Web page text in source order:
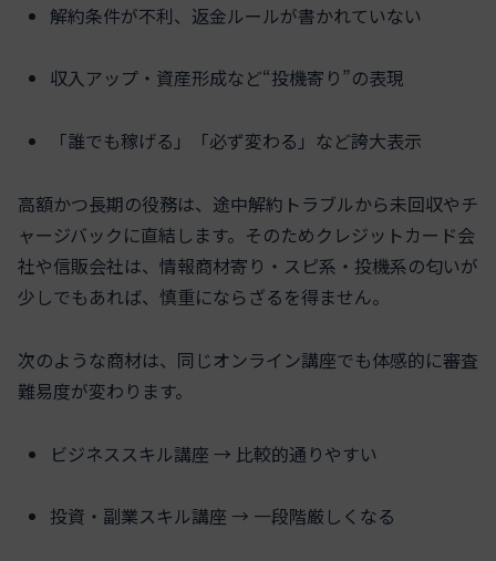
解約条件が不利、返金ルールが書かれていない
収入アップ・資産形成など“投機寄り”の表現
「誰でも稼げる」「必ず変わる」など誇大表示
高額かつ長期の役務は、途中解約トラブルから未回収やチ
ャージバックに直結します。そのためクレジットカード会
社や信販会社は、情報商材寄り・スピ系・投機系の匂いが
少しでもあれば、慎重にならざるを得ません。
次のような商材は、同じオンライン講座でも体感的に審査
難易度が変わります。
ビジネススキル講座 → 比較的通りやすい
投資・副業スキル講座 → 一段階厳しくなる